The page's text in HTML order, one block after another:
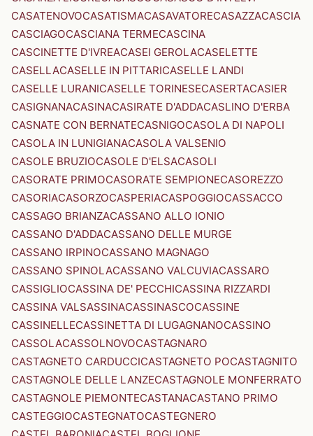
CASATENOVOCASATISMACASAVATORECASAZZACASCIA
CASCIAGOCASCIANA TERMECASCINA
CASCINETTE D'IVREACASEI GEROLACASELETTE
CASELLACASELLE IN PITTARICASELLE LANDI
CASELLE LURANICASELLE TORINESECASERTACASIER
CASIGNANACASINACASIRATE D'ADDACASLINO D'ERBA
CASNATE CON BERNATECASNIGOCASOLA DI NAPOLI
CASOLA IN LUNIGIANACASOLA VALSENIO
CASOLE BRUZIOCASOLE D'ELSACASOLI
CASORATE PRIMOCASORATE SEMPIONECASOREZZO
CASORIACASORZOCASPERIACASPOGGIOCASSACCO
CASSAGO BRIANZACASSANO ALLO IONIO
CASSANO D'ADDACASSANO DELLE MURGE
CASSANO IRPINOCASSANO MAGNAGO
CASSANO SPINOLACASSANO VALCUVIACASSARO
CASSIGLIOCASSINA DE' PECCHICASSINA RIZZARDI
CASSINA VALSASSINACASSINASCOCASSINE
CASSINELLECASSINETTA DI LUGAGNANOCASSINO
CASSOLACASSOLNOVOCASTAGNARO
CASTAGNETO CARDUCCICASTAGNETO POCASTAGNITO
CASTAGNOLE DELLE LANZECASTAGNOLE MONFERRATO
CASTAGNOLE PIEMONTECASTANACASTANO PRIMO
CASTEGGIOCASTEGNATOCASTEGNERO